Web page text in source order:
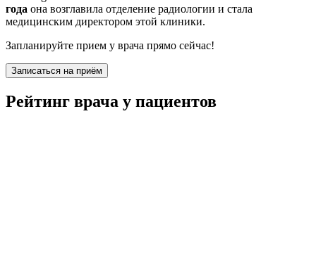
года она возглавила отделение радиологии и стала
медицинским директором этой клиники.
Запланируйте прием у врача прямо сейчас!
Записаться на приём
Рейтинг врача у пациентов